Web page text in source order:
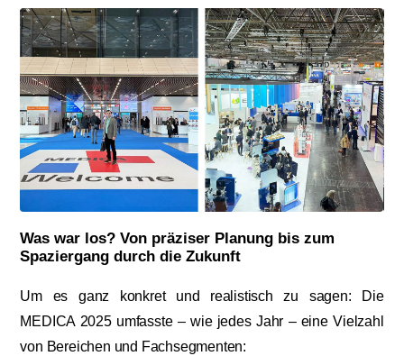
Was war los? Von präziser Planung bis zum
Spaziergang durch die Zukunft
Um es ganz konkret und realistisch zu sagen: Die
MEDICA 2025 umfasste – wie jedes Jahr – eine Vielzahl
von Bereichen und Fachsegmenten: